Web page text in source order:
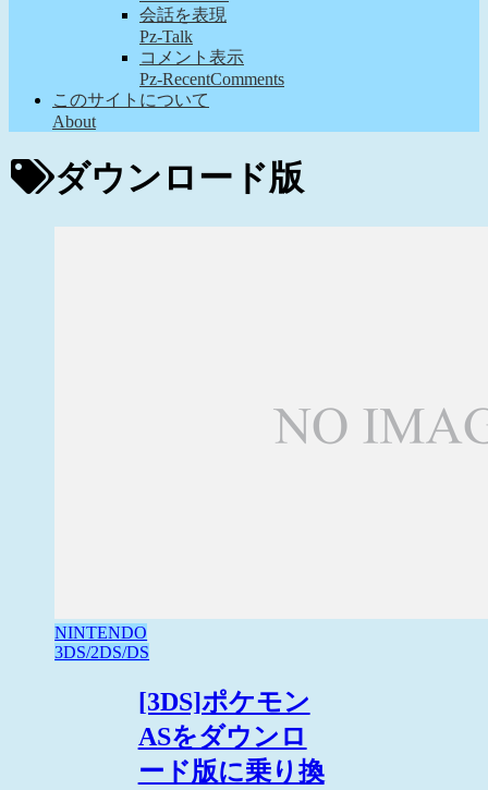
会話を表現
Pz-Talk
コメント表示
Pz-RecentComments
このサイトについて
About
ダウンロード版
NINTENDO
3DS/2DS/DS
[3DS]ポケモン
ASをダウンロ
ード版に乗り換